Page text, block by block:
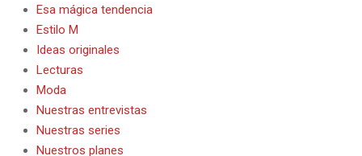
Esa mágica tendencia
Estilo M
Ideas originales
Lecturas
Moda
Nuestras entrevistas
Nuestras series
Nuestros planes